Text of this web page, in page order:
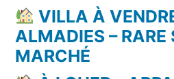
VILLA À
ALMADIES – RARE
MARCHÉ